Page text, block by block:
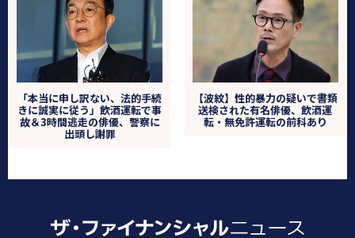
「本当に申し訳ない、法的手続
きに誠実に従う」飲酒運転で事
故＆3時間逃走の俳優、警察に
出頭し謝罪
【波紋】性的暴力の疑いで書類
送検された有名俳優、飲酒運
転・無免許運転の前科あり